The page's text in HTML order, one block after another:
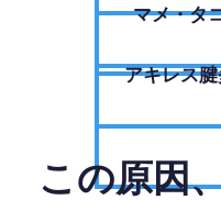
マメ・タ
アキレス
この原因